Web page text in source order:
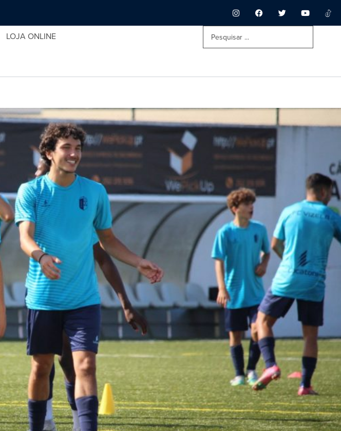
LOJA ONLINE